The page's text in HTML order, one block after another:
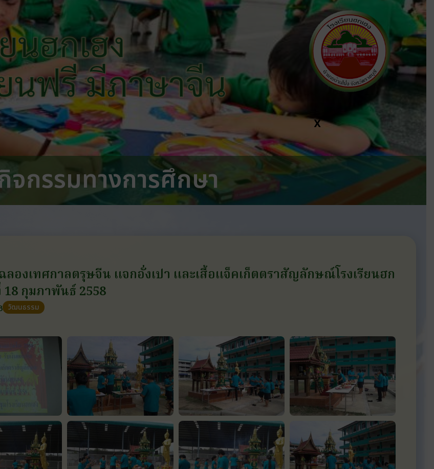
นฮกเฮง
ยนฟรี มีภาษาจีน
จกรรมทางการศึกษา
ลองเทศกาลตรุษจีน แจกอั่งเปา และเสื้อแจ็คเก็ตตราสัญลักษณ์โรงเรียนฮก
18 กุมภาพันธ์ 2558
วัฒนธรรม
X